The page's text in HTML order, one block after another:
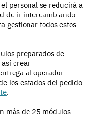
personal se reducirá a
de ir intercambiando
gestionar todos estos
preparados de
crear
al operador
los estados del pedido
.
más de 25 módulos